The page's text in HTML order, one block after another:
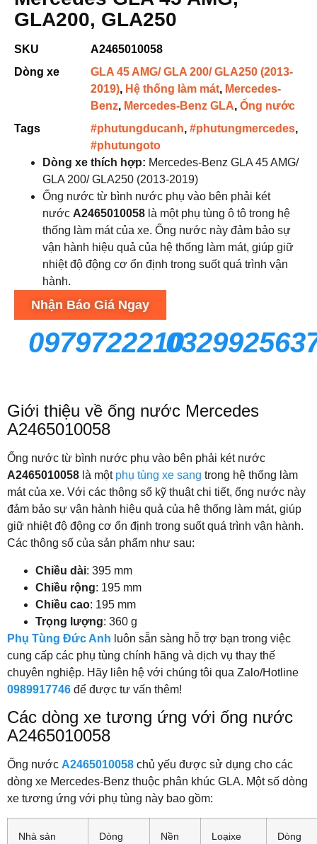
GLA200, GLA250
SKU
A2465010058
Dòng xe
GLA 45 AMG/ GLA 200/ GLA250 (2013-
2019), Hệ thống làm mát, Mercedes-
Benz, Mercedes-Benz GLA, Ống nước
Tags
#phutungducanh, #phutungmercedes,
#phutungoto
Dòng xe thích hợp: Mercedes-Benz GLA 45 AMG/
GLA 200/ GLA250 (2013-2019)
Ống nước từ bình nước phụ vào bên phải két
nước A2465010058 là một phụ tùng ô tô trong hệ
thống làm mát của xe. Ống nước này đảm bảo sự
vận hành hiệu quả của hệ thống làm mát, giúp giữ
nhiệt độ động cơ ổn định trong suốt quá trình vận
hành.
Nhận Báo Giá Ngay
0979722210
Giới thiệu về ống nước Mercedes
A2465010058
Ống nước từ bình nước phụ vào bên phải két nước
A2465010058 là một phụ tùng xe sang trong hệ thống làm
mát của xe. Với các thông số kỹ thuật chi tiết, ống nước này
đảm bảo sự vận hành hiệu quả của hệ thống làm mát, giúp
giữ nhiệt độ động cơ ổn định trong suốt quá trình vận hành.
Các thông số của sản phẩm như sau:
Chiều dài: 395 mm
Chiều rộng: 195 mm
Chiều cao: 195 mm
Trọng lượng: 360 g
Phụ Tùng Đức Anh luôn sẵn sàng hỗ trợ bạn trong việc
cung cấp các phụ tùng chính hãng và dịch vụ thay thế
chuyên nghiệp. Hãy liên hệ với chúng tôi qua Zalo/Hotline
0989917746 để được tư vấn thêm!
Các dòng xe tương ứng với ống nước
A2465010058
Ống nước A2465010058 chủ yếu được sử dụng cho các
dòng xe Mercedes-Benz thuộc phân khúc GLA. Một số dòng
xe tương ứng với phụ tùng này bao gồm:
Nhà sản
Dòng
Nền
Loạixe
Dòng